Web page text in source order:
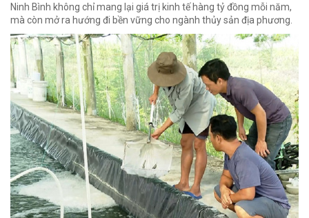
Ninh Bình không chỉ mang lại giá trị kinh tế hàng tỷ đồng mỗi năm,
mà còn mở ra hướng đi bền vững cho ngành thủy sản địa phương.